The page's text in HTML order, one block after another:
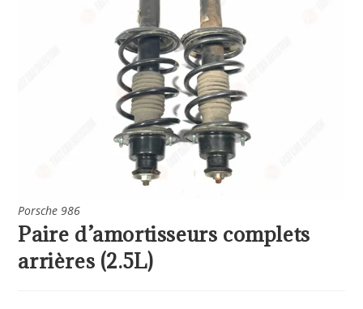
Porsche 986
Paire d’amortisseurs complets
arrières (2.5L)